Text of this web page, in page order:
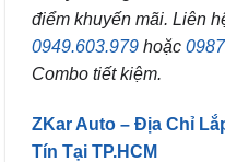
điểm khuyến mãi. Liên
0949.603.979 hoặc
Combo tiết kiệm.
ZKar Auto – Địa Chỉ
Tín Tại TP.HCM